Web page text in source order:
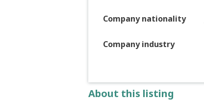
Company nationality
Company industry
About this listing